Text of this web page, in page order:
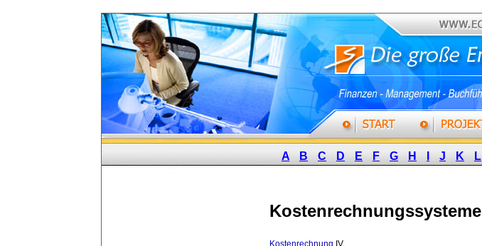
A B C D E F G H J K L
Kostenrechnungssysteme
Kostenrechnung IV.